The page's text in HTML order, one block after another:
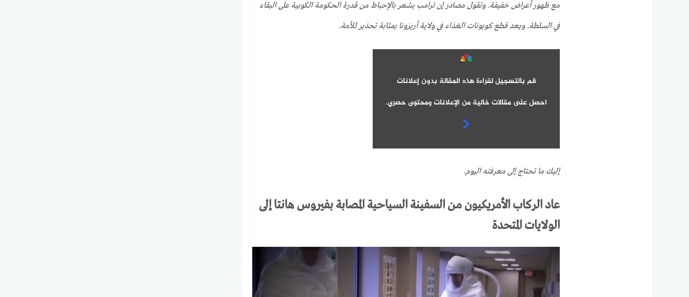
مع ظهور أعراض خفيفة. وتقول مصادر إن ترامب يشعر بالإحباط من قدرة الحكومة الكوبية على البقاء
في السلطة. ويعد قطع كوبونات الغذاء في ولاية أريزونا بمثابة تحذير للأمة.
قم بالتسجيل لقراءة هذه المقالة بدون إعلانات
احصل على مقالات خالية من الإعلانات ومحتوى حصري.
إليك ما تحتاج إلى معرفته اليوم.
عاد الركاب الأمريكيون من السفينة السياحية المصابة بفيروس هانتا إلى
الولايات المتحدة